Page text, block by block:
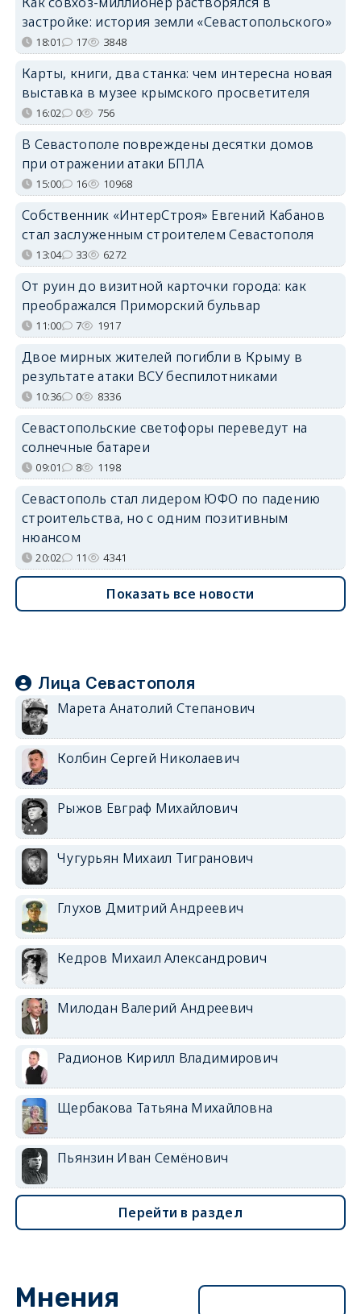
застройке: история земли «Севастопольского»
18:01 17 3848
Карты, книги, два станка: чем интересна новая
выставка в музее крымского просветителя
16:02 0 756
В Севастополе повреждены десятки домов
при отражении атаки БПЛА
15:00 16 10968
Собственник «ИнтерСтроя» Евгений Кабанов
стал заслуженным строителем Севастополя
13:04 33 6272
От руин до визитной карточки города: как
преображался Приморский бульвар
11:00 7 1917
Двое мирных жителей погибли в Крыму в
результате атаки ВСУ беспилотниками
10:36 0 8336
Севастопольские светофоры переведут на
солнечные батареи
09:01 8 1198
Севастополь стал лидером ЮФО по падению
строительства, но с одним позитивным
нюансом
20:02 11 4341
Показать все новости
Лица Севастополя
Марета Анатолий Степанович
Колбин Сергей Николаевич
Рыжов Евграф Михайлович
Чугурьян Михаил Тигранович
Глухов Дмитрий Андреевич
Кедров Михаил Александрович
Милодан Валерий Андреевич
Радионов Кирилл Владимирович
Щербакова Татьяна Михайловна
Пьянзин Иван Семёнович
Перейти в раздел
Мнения